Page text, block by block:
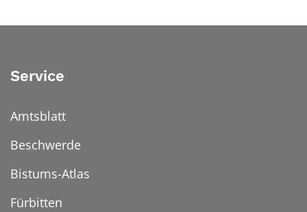
Service
Amtsblatt
Beschwerde
Bistums-Atlas
Fürbitten